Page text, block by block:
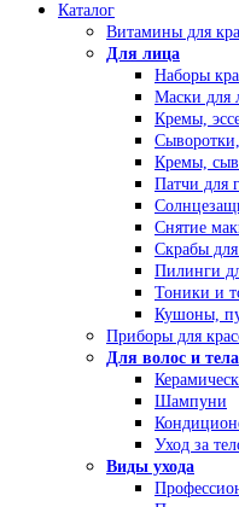
Каталог
Витамины для
Для лица
Наборы
Маски для
Кремы,
Кремы,
Патчи для
Снятие
Скрабы
Пилинги
Тоники и
Кушоны,
Приборы для
Для волос и тела
Шампуни
Уход за
Виды ухода